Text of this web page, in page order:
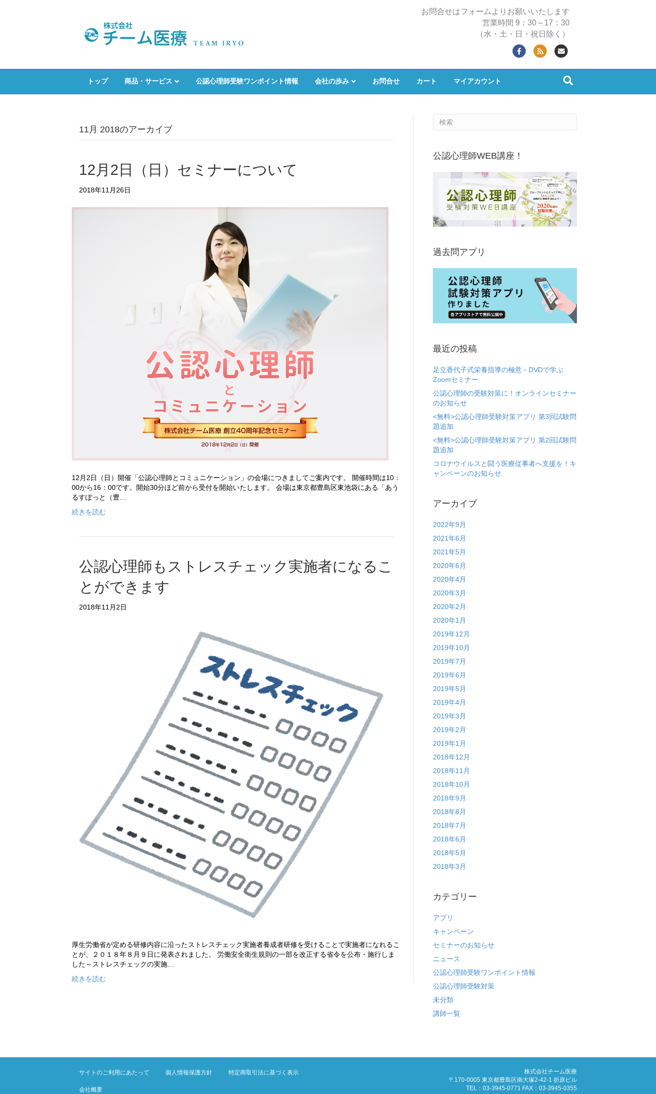
お問合せはフォームよりお願いいたします
営業時間 9：30～17：30
（水・土・日・祝日除く）
o
a
トップ 商品・サービス 公認心理師受験ワンポイント情報 会社の歩み お問合せ カート マイアカウント
11月 2018のアーカイブ
12月2日（日）セミナーについて
2018年11月26日
12月2日（日）開催「公認心理師とコミュニケーション」の会場につきましてご案内です。 開催時間は10：
00から16：00です。開始30分ほど前から受付を開始いたします。 会場は東京都豊島区東池袋にある「あう
るすぽっと（豊…
続きを読む
公認心理師もストレスチェック実施者になるこ
とができます
2018年11月2日
厚生労働省が定める研修内容に沿ったストレスチェック実施者養成者研修を受けることで実施者になれるこ
とが、２０１８年８月９日に発表されました。 労働安全衛生規則の一部を改正する省令を公布・施行しま
した～ストレスチェックの実施…
続きを読む
公認心理師WEB講座！
過去問アプリ
最近の投稿
足立香代子式栄養指導の極意－DVDで学ぶ
Zoomセミナー
公認心理師の受験対策に！オンラインセミナー
のお知らせ
<無料>公認心理師受験対策アプリ 第3回試験問
題追加
<無料>公認心理師受験対策アプリ 第2回試験問
題追加
コロナウイルスと闘う医療従事者へ支援を！キ
ャンペーンのお知らせ
アーカイブ
2022年9月
2021年6月
2021年5月
2020年6月
2020年4月
2020年3月
2020年2月
2020年1月
2019年12月
2019年10月
2019年7月
2019年6月
2019年5月
2019年4月
2019年3月
2019年2月
2019年1月
2018年12月
2018年11月
2018年10月
2018年9月
2018年8月
2018年7月
2018年6月
2018年5月
2018年3月
カテゴリー
アプリ
キャンペーン
セミナーのお知らせ
ニュース
公認心理師受験ワンポイント情報
公認心理師受験対策
未分類
講師一覧
サイトのご利用にあたって 個人情報保護方針 特定商取引法に基づく表示
会社概要
株式会社チーム医療
〒170-0005 東京都豊島区南大塚2-42-1 折原ビル
TEL：03-3945-0771 FAX：03-3945-0355